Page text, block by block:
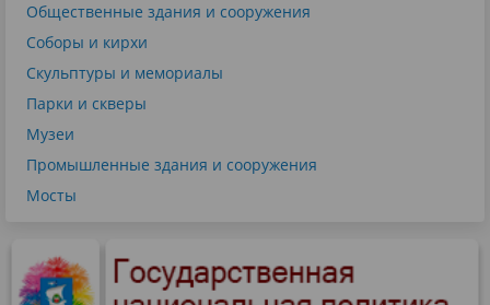
Общественные здания и сооружения
Соборы и кирхи
Скульптуры и мемориалы
Парки и скверы
Музеи
Промышленные здания и сооружения
Мосты